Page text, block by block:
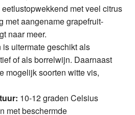
met veel citrus
met aangename grapefruit-
naar meer.
is uitermate geschikt als
of als borrelwijn. Daarnaast
mogelijk soorten witte vis,
10-12 graden Celsius
met beschermde